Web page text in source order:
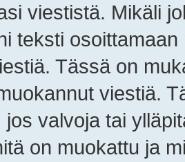
viestistä. Mikäli
teksti
Tässä on
viestiä.
jos valvoja tai
on muokattu ja